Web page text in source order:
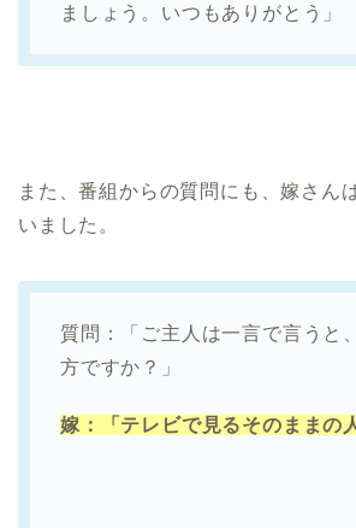
ましょう。いつもありがとう」
また、番組からの質問にも、嫁さん
いました。
質問：「ご主人は一言で言うと
方ですか？」
嫁：「テレビで見るそのままの